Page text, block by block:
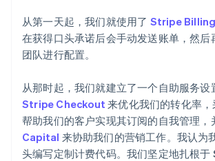
从第一天起，我们就使用了 Stripe Billing
在获得口头承诺后会手动发送账单，然后
团队进行配置。
从那时起，我们就建立了一个自助服务设
Stripe Checkout 来优化我们的转化率
帮助我们的客户实现其订阅的自我管理
Capital 来协助我们的营销工作。我认为
头编写定制计费代码。我们坚定地扎根